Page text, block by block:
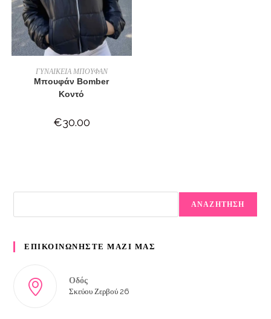
ΕΠΙΛΟΓΉ
ΓΥΝΑΙΚΕΙΑ ΜΠΟΥΦΑΝ
Μπουφάν Bomber
Κοντό
€30.00
ΑΝΑΖΗΤΗΣΗ
ΕΠΙΚΟΙΝΩΝΗΣΤΕ ΜΑΖΙ ΜΑΣ
Οδός
Σκεύου Ζερβού 26